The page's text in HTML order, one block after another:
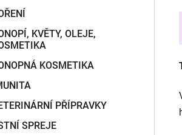
KVĚTY, OLEJE,
KOSMETIKA
PŘÍPRAVKY
SPREJE